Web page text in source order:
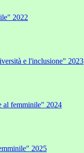
2022
e l'inclusione" 2023
al femminile" 2024
2025